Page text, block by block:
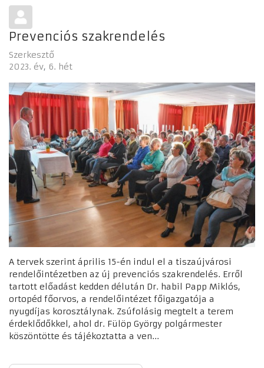
Prevenciós szakrendelés
Szerkesztő
2023. év 6. hét
A tervek szerint április 15-én indul el a tiszaújvárosi
rendelőintézetben az új prevenciós szakrendelés. Erről
tartott előadást kedden délután Dr. habil Papp Miklós,
ortopéd főorvos, a rendelőintézet főigazgatója a
nyugdíjas korosztálynak. Zsúfolásig megtelt a terem
érdeklődőkkel, ahol dr. Fülöp György polgármester
köszöntötte és tájékoztatta a ven...